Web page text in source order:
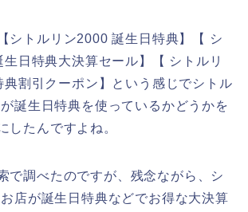
シトルリン2000 誕生日特典】【 シ
生日特典大決算セール】【 シトルリ
典割引クーポン】という感じでシトル
誕生日特典を使っているかどうかを
したんですよね。
で調べたのですが、残念ながら、シ
店が誕生日特典などでお得な大決算